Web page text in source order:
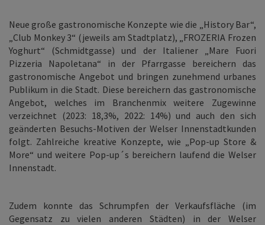
Neue große gastronomische Konzepte wie die „History Bar“,
„Club Monkey 3“ (jeweils am Stadtplatz), „FROZERIA Frozen
Yoghurt“ (Schmidtgasse) und der Italiener „Mare Fuori
Pizzeria Napoletana“ in der Pfarrgasse bereichern das
gastronomische Angebot und bringen zunehmend urbanes
Publikum in die Stadt. Diese bereichern das gastronomische
Angebot, welches im Branchenmix weitere Zugewinne
verzeichnet (2023: 18,3%, 2022: 14%) und auch den sich
geänderten Besuchs-Motiven der Welser Innenstadtkunden
folgt. Zahlreiche kreative Konzepte, wie „Pop-up Store &
More“ und weitere Pop-up´s bereichern laufend die Welser
Innenstadt.
Zudem konnte das Schrumpfen der Verkaufsfläche (im
Gegensatz zu vielen anderen Städten) in der Welser